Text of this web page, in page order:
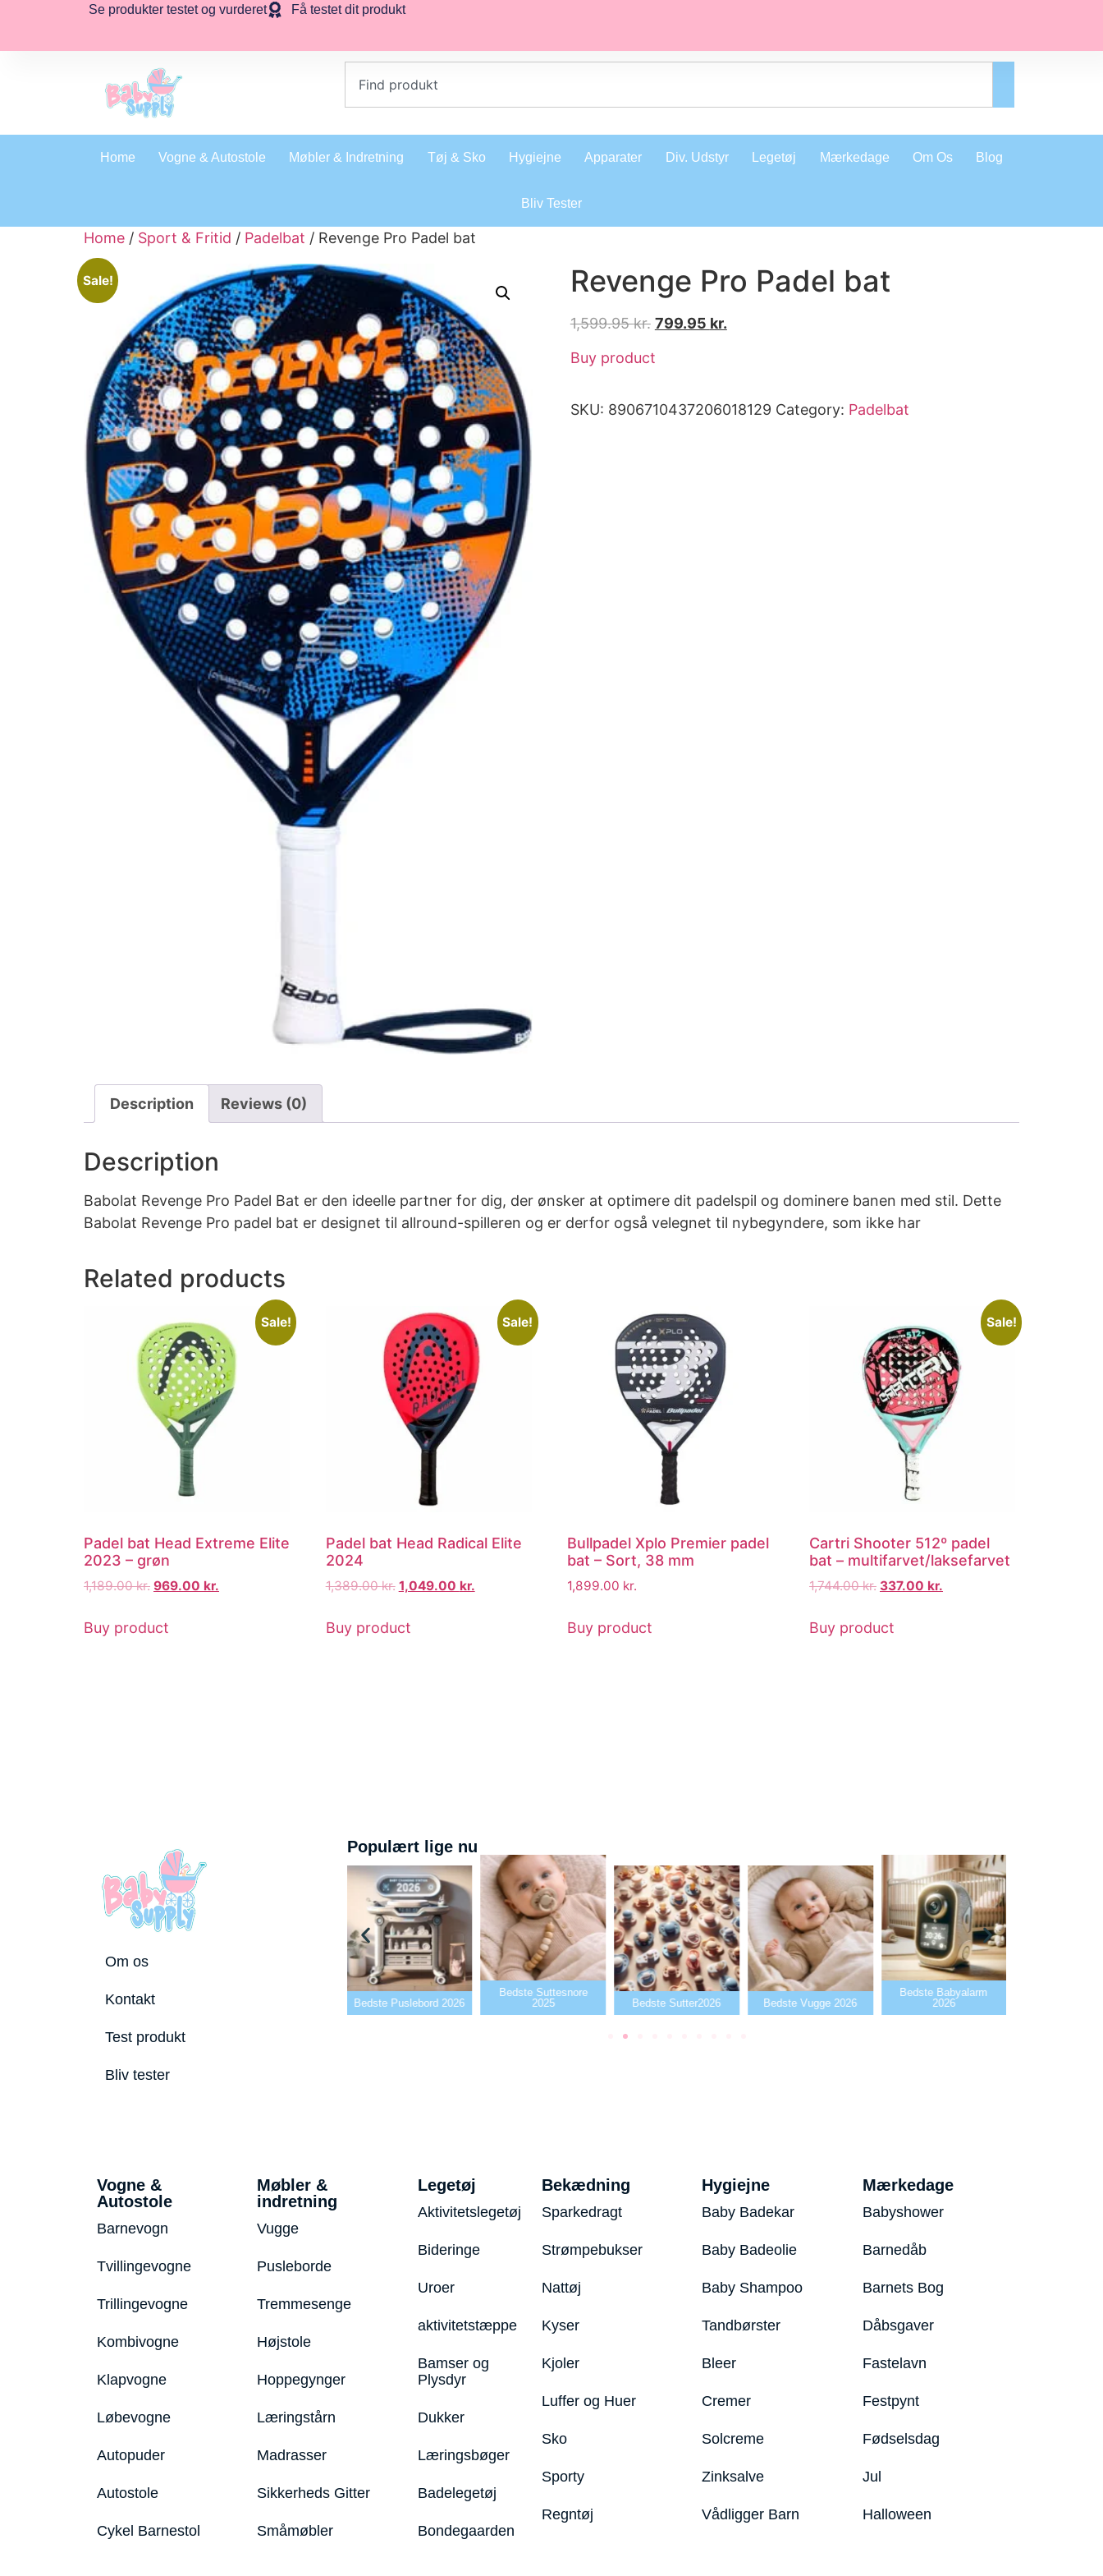
Se produkter testet og vurderet Få testet dit produkt
Home Vogne & Autostole Møbler & Indretning Tøj & Sko Hygiejne Apparater Div. Udstyr Legetøj Mærkedage Om Os Blog
Bliv Tester
Home / Sport & Fritid / Padelbat / Revenge Pro Padel bat
Sale! Revenge Pro Padel bat
1,599.95kr. 799.95 kr.
Buy product
SKU: 8906710437206018129 Category: Padelbat
Description Reviews (0)
Description
Babolat Revenge Pro Padel Bat er den ideelle partner for dig, der ønsker at optimere dit padelspil og dominere banen med stil. Dette
Babolat Revenge Pro padel bat er designet til allround-spilleren og er derfor også velegnet til nybegyndere, som ikke har
Related products
Sale!
Padel bat Head Extreme Elite
2023 – grøn
1,189.00kr. 969.00 kr.
Buy product
Sale!
Padel bat Head Radical Elite
2024
1,389.00kr. 1,049.00 kr.
Buy product
Bullpadel Xplo Premier padel
bat – Sort, 38 mm
1,899.00 kr.
Buy product
Sale!
Cartri Shooter 512º padel
bat – multifarvet/laksefarvet
1,744.00kr. 337.00 kr.
Buy product
Om os
Kontakt
Test produkt
Bliv tester
Populært lige nu
Bedste puslepude 2026 Bedste Puslebord 2026
Bedste Suttesnore
2025
Bedste Sutter2026 Bedste Vugge 2026
Bedste Babyalarm
2026
Vogne &
Autostole
Barnevogn
Tvillingevogne
Trillingevogne
Kombivogne
Klapvogne
Løbevogne
Autopuder
Autostole
Cykel Barnestol
Møbler &
indretning
Vugge
Pusleborde
Tremmesenge
Højstole
Hoppegynger
Læringstårn
Madrasser
Sikkerheds Gitter
Småmøbler
Legetøj
Aktivitetslegetøj
Bideringe
Uroer
aktivitetstæppe
Bamser og
Plysdyr
Dukker
Læringsbøger
Badelegetøj
Bondegaarden
Bekædning
Sparkedragt
Strømpebukser
Nattøj
Kyser
Kjoler
Luffer og Huer
Sko
Sporty
Regntøj
Hygiejne
Baby Badekar
Baby Badeolie
Baby Shampoo
Tandbørster
Bleer
Cremer
Solcreme
Zinksalve
Vådligger Barn
Mærkedage
Babyshower
Barnedåb
Barnets Bog
Dåbsgaver
Fastelavn
Festpynt
Fødselsdag
Jul
Halloween